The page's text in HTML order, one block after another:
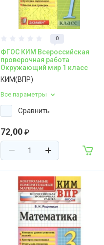
0
ФГОС КИМ Всероссийская
проверочная работа
Окружающий мир 1 класс
КИМ(ВПР)
Все параметры
Сравнить
72,00 ₽